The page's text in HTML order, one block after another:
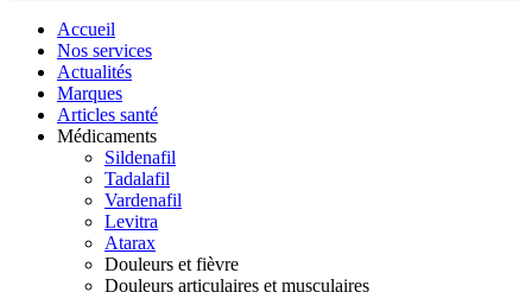
Accueil
Nos services
Actualités
Marques
Articles santé
Médicaments
Sildenafil
Tadalafil
Vardenafil
Levitra
Atarax
Douleurs et fièvre
Douleurs articulaires et musculaires